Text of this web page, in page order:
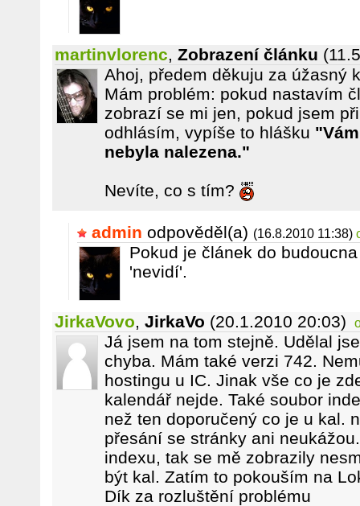
martinvlorenc, Zobrazení článku
Ahoj, předem děkuju za úžasný
Mám problém: pokud nastavím
zobrazí se mi jen, pokud jsem
odhlásím, vypíše to hlášku
nebyla nalezena."
Nevíte, co s tím?
admin odpověděl(a) (16.8.2010 11:38)
Pokud je článek do
'nevidí'.
JirkaVovo JirkaVo (20.1.2010 20:03)
Já jsem na tom stejně. Udělal
chyba. Mám také verzi 742.
hostingu u IC. Jinak vše co je
kalendář nejde. Také soubor
než ten doporučený co je u kal.
přesání se stránky ani
indexu, tak se mě zobrazily
být kal. Zatím to pokouším na
Dík za rozluštění problému